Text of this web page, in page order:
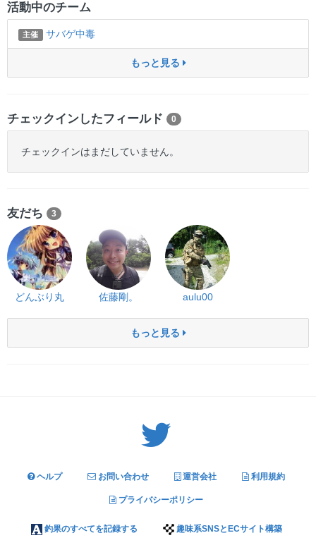
活動中のチーム
主催 サバゲ中毒
もっと見る
チェックインしたフィールド 0
チェックインはまだしていません。
友だち 3
どんぶり丸 佐藤剛。 aulu00
もっと見る
ヘルプ お問い合わせ 運営会社 利用規約
プライバシーポリシー
釣果のすべてを記録する 趣味系SNSとECサイト構築